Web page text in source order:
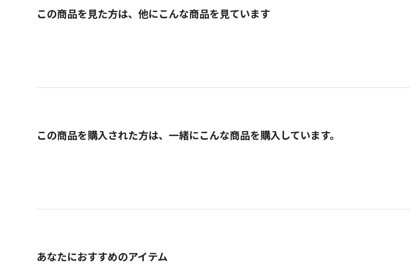
この商品を見た方は、他にこんな商品を見ています
この商品を購入された方は、一緒にこんな商品を購入しています。
あなたにおすすめのアイテム